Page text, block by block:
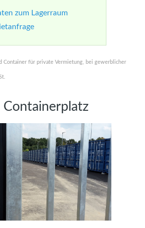
zum Lagerraum
Container für private Vermietung, bei gewerblicher
Containerplatz